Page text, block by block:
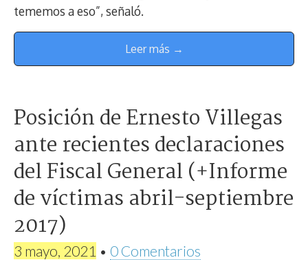
tememos a eso”, señaló.
Leer más →
Posición de Ernesto Villegas
ante recientes declaraciones
del Fiscal General (+Informe
de víctimas abril-septiembre
2017)
3 mayo, 2021 • 0 Comentarios